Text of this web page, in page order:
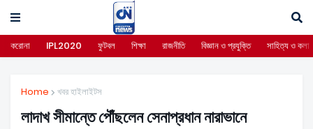
করোনা IPL2020 ফুটবল শিক্ষা রাজনীতি বিজ্ঞান ও প্রযুক্তি সাহিত্য ও কলা
Home খবর হাইলাইটস
লাদাখ সীমান্তে পৌঁছলেন সেনাপ্রধান নারাভানে